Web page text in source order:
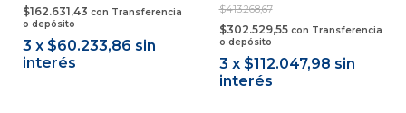
$162.631,43 con Transferencia
o depósito
3 x $60.233,86 sin
interés
$413.268,67
$302.529,55 con Transferencia
o depósito
3 x $112.047,98 sin
interés